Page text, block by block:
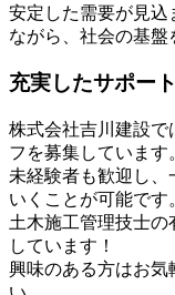
安定した需要が見込
ながら、社会の基盤
充実したサポー
株式会社吉川建設で
フを募集しています
未経験者も歓迎し、
いくことが可能です
土木施工管理技士
しています！
興味のある方はお気